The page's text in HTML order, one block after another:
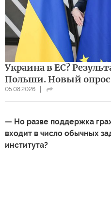
Украина в ЕС?
Польши. Новый опрос
05.08.2026
— Но разве поддержка
входит в число обычных
института?